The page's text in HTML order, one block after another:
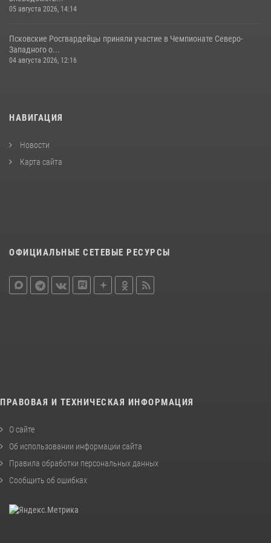
05 августа 2026, 14:14
Псковские Росгвардейцы приняли участие в Чемпионате Северо-
Западного о...
04 августа 2026, 12:16
НАВИГАЦИЯ
Новости
Карта сайта
ОФИЦИАЛЬНЫЕ СЕТЕВЫЕ РЕСУРСЫ
ПРАВОВАЯ И ТЕХНИЧЕСКАЯ ИНФОРМАЦИЯ
О сайте
Об использовании информации сайта
Правила обработки персональных данных
Сообщить об ошибках